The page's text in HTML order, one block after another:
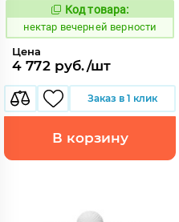
Код:
1126506
Код товара:
нектар вечерней верности
Цена
4 772 руб./шт
Заказ в 1 клик
В корзину